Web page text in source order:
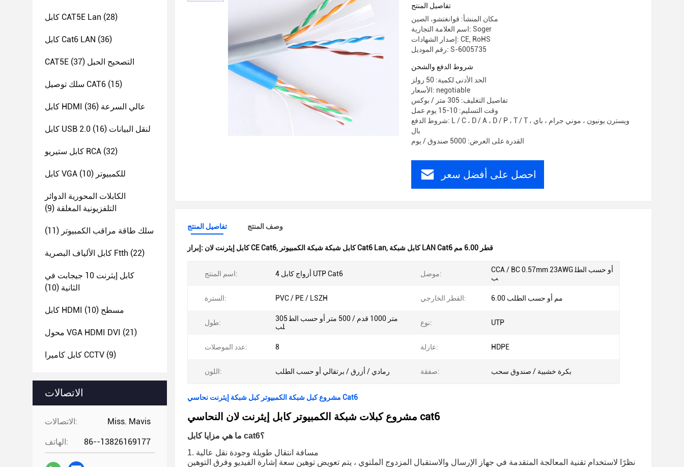
كابل CAT5E Lan (28)
كابل Cat6 LAN (36)
CAT5E التصحيح الحبل (37)
سلك توصيل CAT6 (15)
كابل HDMI عالي السرعة (36)
كابل USB 2.0 لنقل البيانات (16)
كابل ستيريو RCA (32)
كابل VGA للكمبيوتر (10)
الكابلات المحورية الدوائر
التلفزيونية المغلقة (9)
سلك طاقة مراقب الكمبيوتر (11)
كابل الألياف البصرية Ftth (22)
كابل إيثرنت 10 جيجابت في
الثانية (10)
كابل HDMI مسطح (10)
محول VGA HDMI DVI (21)
كابل كاميرا CCTV (9)
الاتصالات
الاتصالات: Miss. Mavis
الهاتف: 86--13826169177
تفاصيل المنتج
مكان المنشأ: قوانغتشو، الصين
اسم العلامة التجارية: Soger
إصدار الشهادات: CE, RoHS
رقم الموديل: S-6005735
شروط الدفع والشحن
الحد الأدنى لكمية: 50 رولز
الأسعار: negotiable
تفاصيل التغليف: 305 متر / بوكس
وقت التسليم: 10-15 يوم عمل
شروط الدفع: L / C ، D / A ، D / P ، T / T ، ويسترن يونيون ، موني جرام ، باي
بال
القدرة على العرض: 5000 صندوق / يوم
احصل على أفضل سعر
تفاصيل المنتج وصف المنتج
إبراز: كابل إيثرنت لان CE Cat6, كابل شبكة شبكة الكمبيوتر Cat6 Lan, كابل شبكة LAN Cat6 قطر 6.00 مم
اسم المنتج: 4 أزواج كابل UTP Cat6 موصل:
CCA / BC 0.57mm 23AWG أو حسب الطل
ب
السترة: PVC / PE / LSZH القطر الخارجي: 6.00 مم أو حسب الطلب
طول:
305 متر 1000 قدم / 500 متر أو حسب الط
لب
نوع: UTP
عدد الموصلات: 8 عازلة: HDPE
اللون: رمادي / أزرق / برتقالي أو حسب الطلب صفقة: بكرة خشبية / صندوق سحب
مشروع كبل شبكة الكمبيوتر كبل شبكة إيثرنت نحاسي Cat6
مشروع كبلات شبكة الكمبيوتر كابل إيثرنت لان النحاسي cat6
ما هي مزايا كابل cat6؟
1. مسافة انتقال طويلة وجودة نقل عالية
نظرًا لاستخدام تقنية المعالجة المتقدمة في جهاز الإرسال والاستقبال المزدوج الملتوي ، يتم تعويض توهين سعة إشارة الفيديو وفرق التوهين